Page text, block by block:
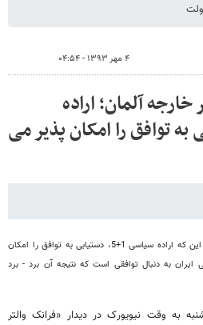
۴ مهر ۱۳۹۳ - ۰۴:۵۴
آلمان؛ اراده
به توافق را امکان پذیر می
رییس جمهوری اسلامی ایران با اشاره به این که اراده سیاسی 1+5، دستیابی به توافق را امکان
ایران به دنبال توافقی است که نتیجه آن برد - برد
به وقت نیویورک در دیدار «فرانک والتر